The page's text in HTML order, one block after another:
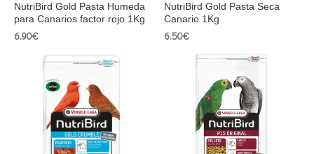
NutriBird Gold Pasta Humeda
para Canarios factor rojo 1Kg
6.90€
NutriBird Gold Pasta Seca
Canario 1Kg
6.50€